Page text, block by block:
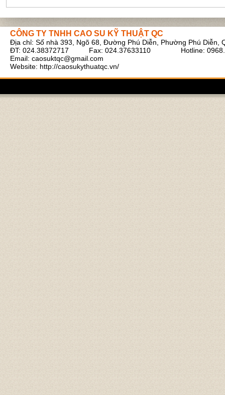
Ruột bình tích áp xe cẩu
CÔNG TY TNHH CAO SU KỸ THUẬT QC
Địa chỉ: Số nhà 393, Ngõ 68, Đường Phú Diễn, Phường Phú Diễn,
ĐT: 024.38372717 Fax: 024.37633110 Hotline:
Email: caosuktqc@gmail.com
Website: http://caosukythuatqc.vn/